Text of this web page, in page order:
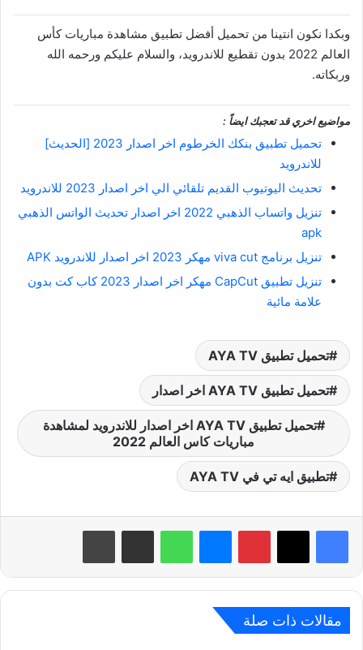
وبكدا نكون انتينا من تحميل أفضل تطبيق مشاهدة مباريات كأس
العالم 2022 بدون تقطيع للاندرويد، والسلام عليكم ورحمه الله
وربكاته.
مواضيع اخري قد تعجبك ايضاً :
تحميل تطبيق بنكك الخرطوم اخر اصدار 2023 [الحديث]
للاندرويد
تحديث اليوتيوب القديم تلقائي الي اخر اصدار 2023 للاندرويد
تنزيل واتساب الذهبي 2022 اخر اصدار تحديث الواتس الذهبي
apk
تنزيل برنامج viva cut مهكر 2023 اخر اصدار للاندرويد APK
تنزيل تطبيق CapCut مهكر اخر اصدار 2023 كاب كت بدون
علامة مائية
تحميل تطبيق AYA TV
تحميل تطبيق AYA TV اخر اصدار
تحميل تطبيق AYA TV اخر اصدار للاندرويد لمشاهدة
مباريات كاس العالم 2022
تطبيق ايه تي في AYA TV
بينتيريست واتساب
مقالات ذات صلة